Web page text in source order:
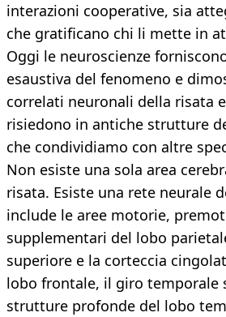
interazioni cooperative, sia
che gratificano chi li mette in
Oggi le neuroscienze
esaustiva del fenomeno e
correlati neuronali della risata
risiedono in antiche strutture
che condividiamo con altre
Non esiste una sola area
risata. Esiste una rete neurale
include le aree motorie,
supplementari del lobo
superiore e la corteccia
lobo frontale, il giro temporale
strutture profonde del lobo